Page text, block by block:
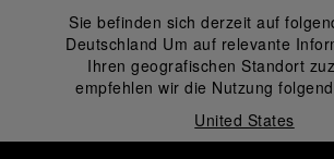
Sie befinden sich derzeit auf
Deutschland Um auf relevante
Ihren geografischen Standort
empfehlen wir die Nutzung
United States